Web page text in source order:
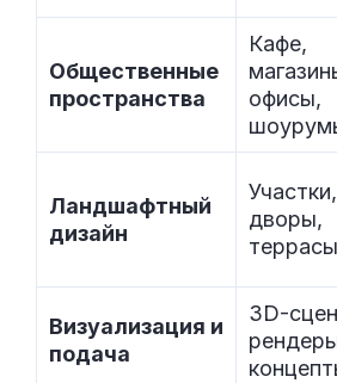
Общественные
пространства
Кафе,
офисы,
Ландшафтный
дизайн
Участки,
дворы,
террасы
Визуализация и
подача
3D-